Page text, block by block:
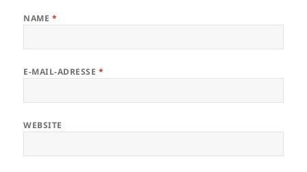
NAME *
E-MAIL-ADRESSE *
WEBSITE